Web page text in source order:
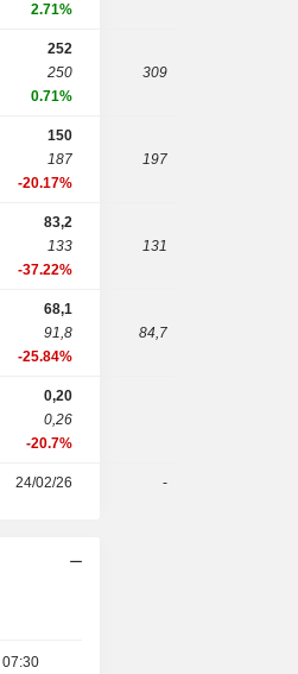
2.71%
252
250
0.71%
309
150
187
-20.17%
197
83,2
133
-37.22%
131
68,1
91,8
-25.84%
84,7
0,20
0,26
-20.7%
24/02/26 -
07:30